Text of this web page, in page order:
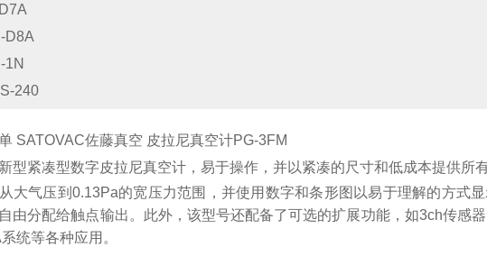
D8A
1N
240
型紧凑型数字皮拉尼真空计，易于操作，并以紧凑的尺寸和低成本提供所
大气压到0.13Pa的宽压力范围，并使用数字和条形图以易于理解的方式
由分配给触点输出。此外，该型号还配备了可选的扩展功能，如3ch传感
统等各种应用。